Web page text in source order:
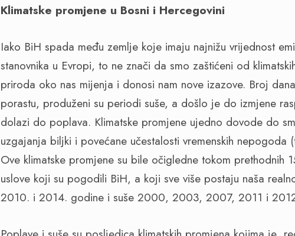
Klimatske promjene u Bosni i Hercegovini
Iako BiH spada među zemlje koje imaju najnižu vrijednost
stanovnika u Evropi, to ne znači da smo zaštićeni od
priroda oko nas mijenja i donosi nam nove izazove. Broj
porastu, produženi su periodi suše, a došlo je do izmjene
dolazi do poplava. Klimatske promjene ujedno dovode do
uzgajanja biljki i povećane učestalosti vremenskih nepogoda
Ove klimatske promjene su bile očigledne tokom prethodnih
uslove koji su pogodili BiH, a koji sve više postaju naša
2010. i 2014. godine i suše 2000, 2003, 2007, 2011 i